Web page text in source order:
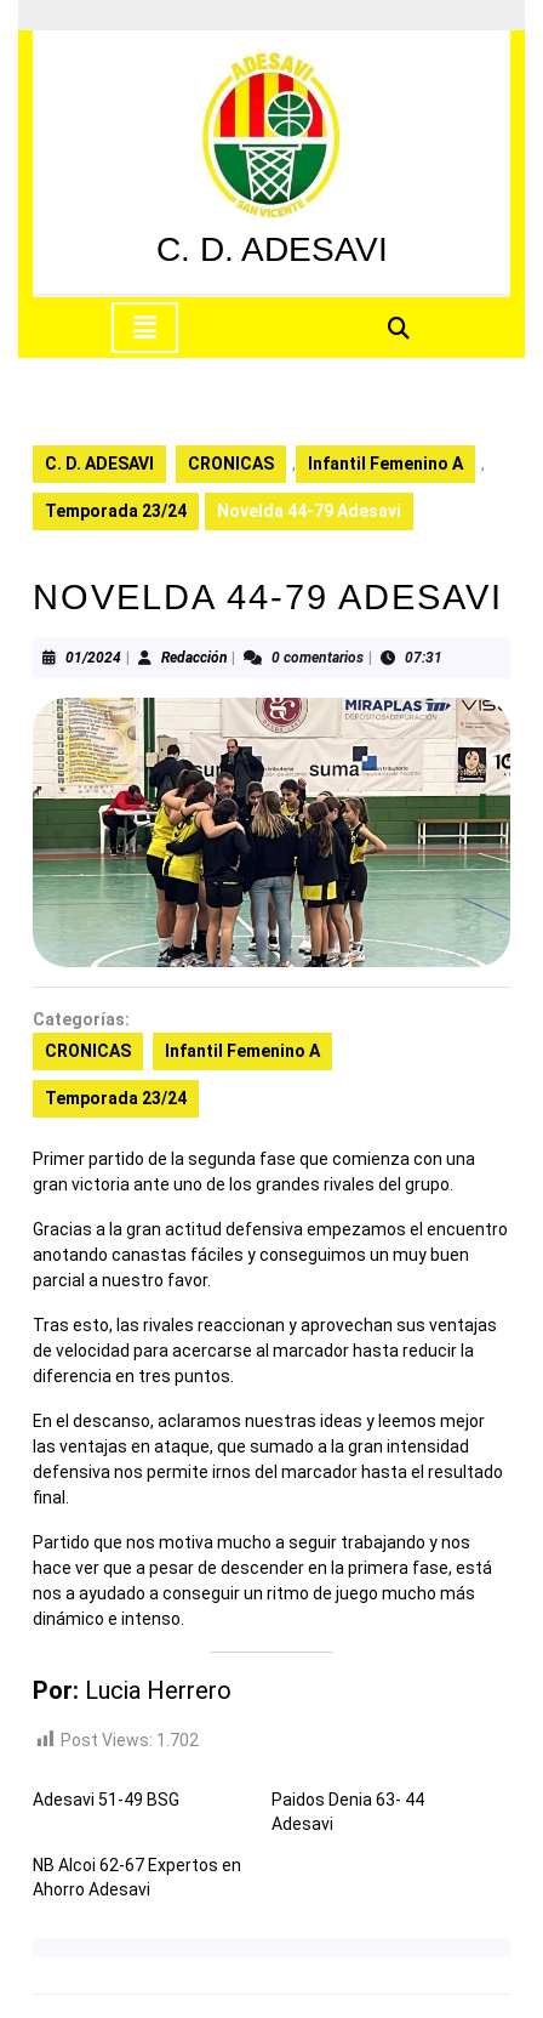
al
C. D. ADESAVI
apertura
C. D. ADESAVI CRONICAS , Infantil Femenino A ,
Temporada 23/24 Novelda 44-79 Adesavi
NOVELDA 44-79 ADESAVI
01/202401/2024RedacciónRedacción0 comentarios 07:31
Categorías:
CRONICAS
Infantil Femenino A
Temporada 23/24
Primer partido de la segunda fase que comienza con una
gran victoria ante uno de los grandes rivales del grupo.
Gracias a la gran actitud defensiva empezamos el encuentro
anotando canastas fáciles y conseguimos un muy buen
parcial a nuestro favor.
Tras esto, las rivales reaccionan y aprovechan sus ventajas
de velocidad para acercarse al marcador hasta reducir la
diferencia en tres puntos.
En el descanso, aclaramos nuestras ideas y leemos mejor
las ventajas en ataque, que sumado a la gran intensidad
defensiva nos permite irnos del marcador hasta el resultado
final.
Partido que nos motiva mucho a seguir trabajando y nos
hace ver que a pesar de descender en la primera fase, está
nos a ayudado a conseguir un ritmo de juego mucho más
dinámico e intenso.
Por: Lucia Herrero
Post Views: 1.702
Adesavi 51-49 BSG
Paidos Denia 63- 44
Adesavi
NB Alcoi 62-67 Expertos en
Ahorro Adesavi